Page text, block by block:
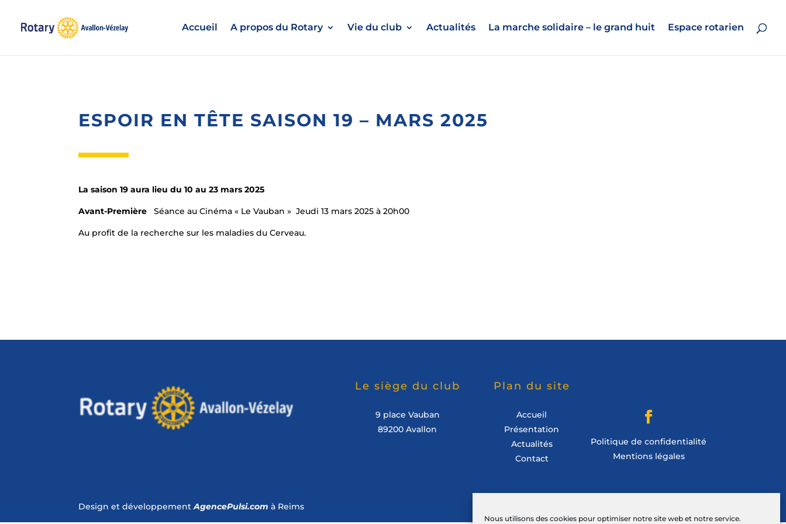
Nous utilisons des cookies pour optimiser notre site web et notre service.
Accueil A propos du Rotary Vie du club Actualités La marche solidaire – le grand huit Espace rotarien
ESPOIR EN TÊTE SAISON 19 – MARS 2025
La saison 19 aura lieu du 10 au 23 mars 2025
Avant-PremièreSéance au Cinéma « Le Vauban » Jeudi 13 mars 2025 à 20h00
Au profit de la recherche sur les maladies du Cerveau.
Le siège du club
9 place Vauban
89200 Avallon
Plan du site
Accueil
Présentation
Actualités
Contact
Politique de confidentialité
Mentions légales
Design et développementAgencePulsi.com à Reims